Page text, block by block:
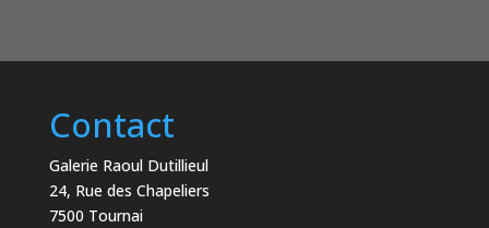
Contact
Galerie Raoul Dutillieul
24, Rue des Chapeliers
7500 Tournai